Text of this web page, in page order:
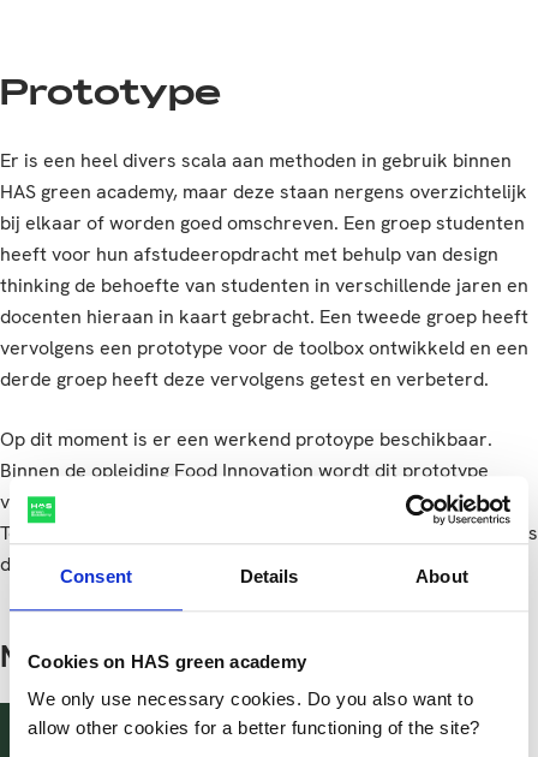
Consent Details About
Cookies on HAS green academy
We only use necessary cookies. Do you also want to
allow other cookies for a better functioning of the site?
Prototype
Er is een heel divers scala aan methoden in gebruik binnen
HAS green academy, maar deze staan nergens overzichtelijk
bij elkaar of worden goed omschreven. Een groep studenten
heeft voor hun afstudeeropdracht met behulp van design
thinking de behoefte van studenten in verschillende jaren en
docenten hieraan in kaart gebracht. Een tweede groep heeft
vervolgens een prototype voor de toolbox ontwikkeld en een
derde groep heeft deze vervolgens getest en verbeterd.
Op dit moment is er een werkend protoype beschikbaar.
Binnen de opleiding Food Innovation wordt dit prototype
verder gevuld en verbeterd. Uiteindelijk is het doel dat de
Toolbox ook beschikbaar komt voor andere opleidingen en als
dat lukt ook voor professionals buiten de HAS.
Neem contact op
Antien Zuidberg PhD